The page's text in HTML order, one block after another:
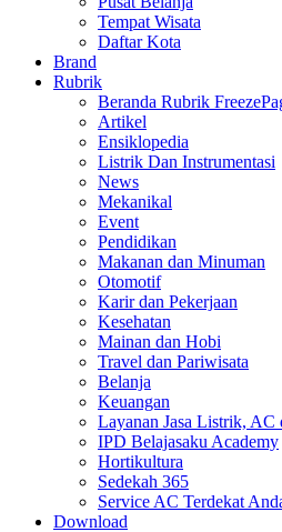
Tempat Wisata
Daftar Kota
Brand
Rubrik
Beranda Rubrik
Artikel
Ensiklopedia
Listrik Dan Instrumentasi
News
Mekanikal
Event
Pendidikan
Makanan dan Minuman
Otomotif
Karir dan Pekerjaan
Kesehatan
Mainan dan Hobi
Travel dan Pariwisata
Belanja
Keuangan
Layanan Jasa Listrik, AC
IPD Belajasaku Academy
Hortikultura
Sedekah 365
Service AC Terdekat
Download